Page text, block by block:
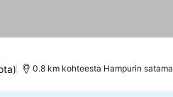
0.8 km kohteesta Hampurin satama